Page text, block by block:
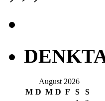
August 2026
M D M D F S
S